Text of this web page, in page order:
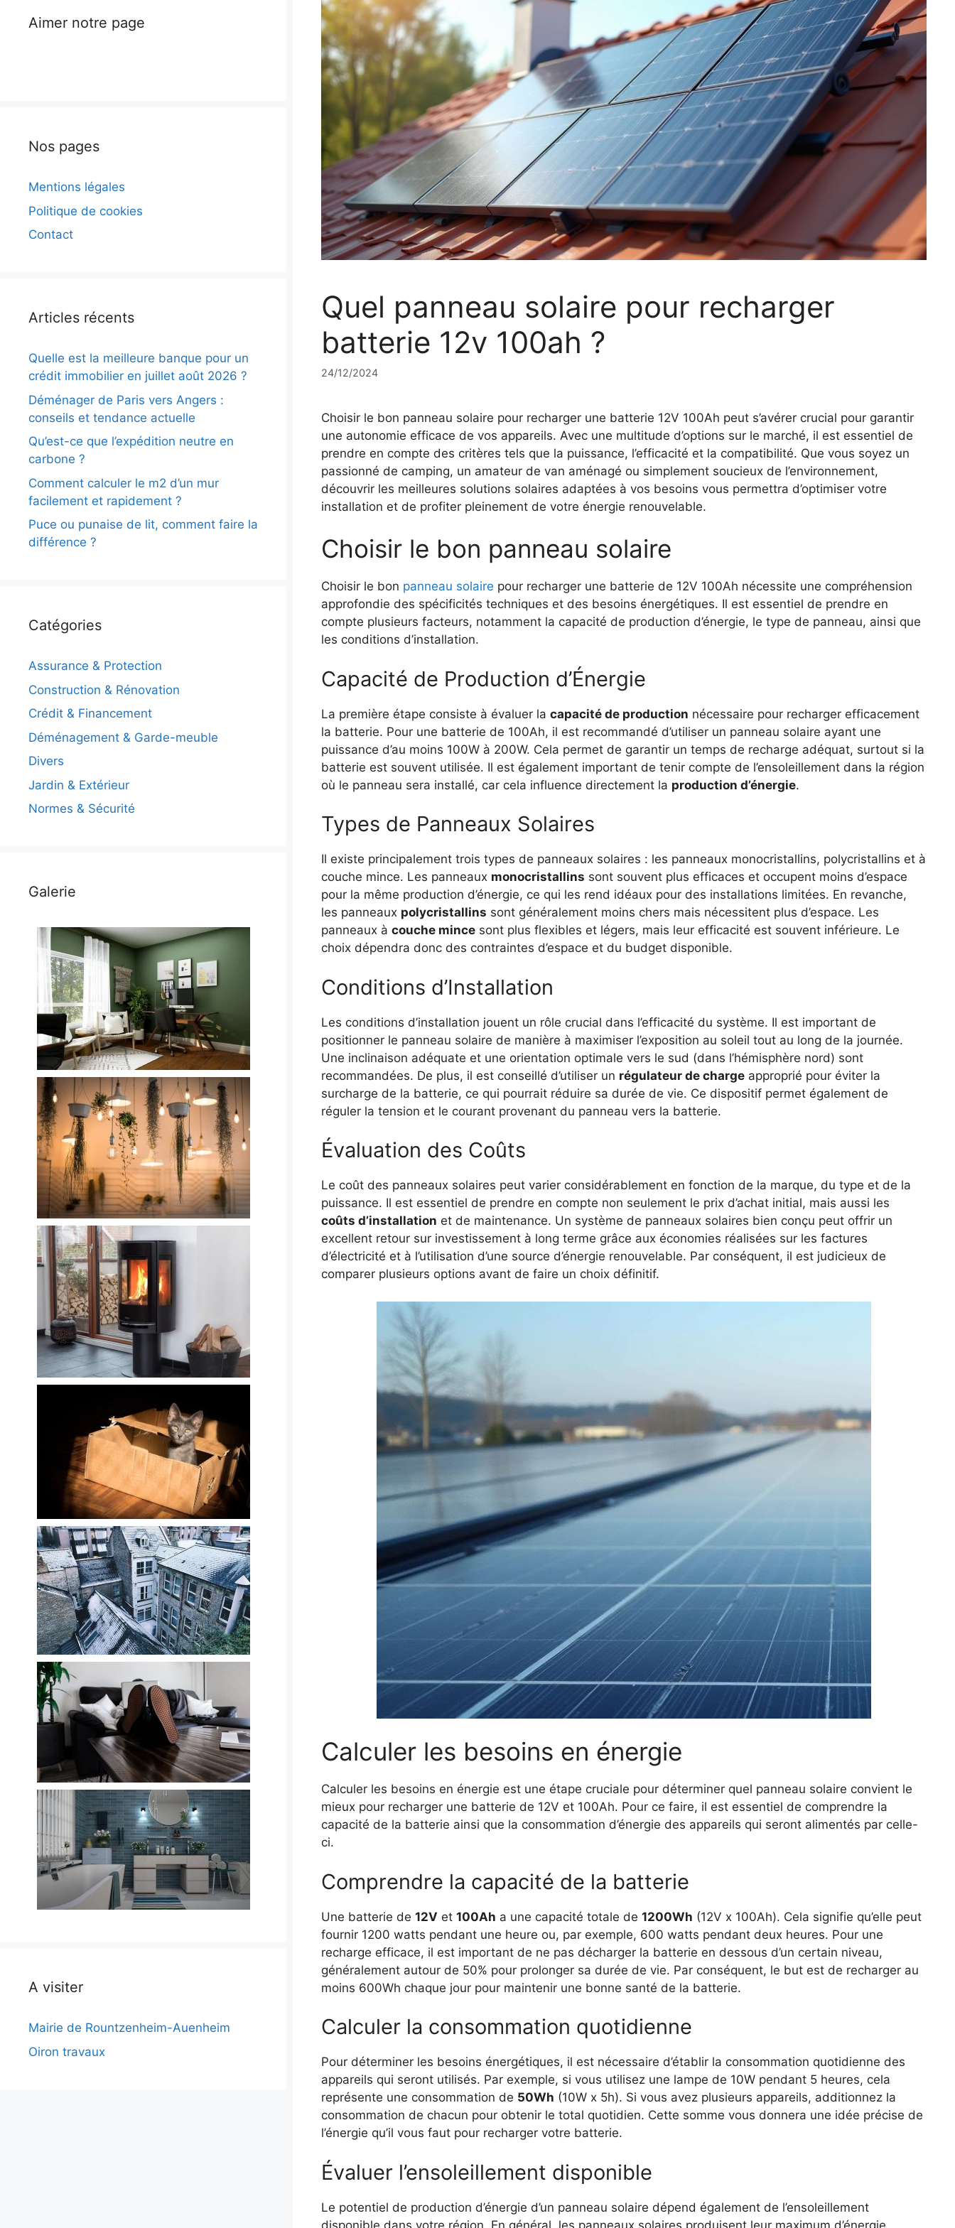
Quel panneau solaire pour recharger
batterie 12v 100ah ?
24/12/2024
Choisir le bon panneau solaire pour recharger une batterie 12V 100Ah peut s’avérer crucial pour garantir
une autonomie efficace de vos appareils. Avec une multitude d’options sur le marché, il est essentiel de
prendre en compte des critères tels que la puissance, l’efficacité et la compatibilité. Que vous soyez un
passionné de camping, un amateur de van aménagé ou simplement soucieux de l’environnement,
découvrir les meilleures solutions solaires adaptées à vos besoins vous permettra d’optimiser votre
installation et de profiter pleinement de votre énergie renouvelable.
Choisir le bon panneau solaire
Choisir le bon panneau solaire pour recharger une batterie de 12V 100Ah nécessite une compréhension
approfondie des spécificités techniques et des besoins énergétiques. Il est essentiel de prendre en
compte plusieurs facteurs, notamment la capacité de production d’énergie, le type de panneau, ainsi que
les conditions d’installation.
Capacité de Production d’Énergie
La première étape consiste à évaluer lacapacité de production nécessaire pour recharger efficacement
la batterie. Pour une batterie de 100Ah, il est recommandé d’utiliser un panneau solaire ayant une
puissance d’au moins 100W à 200W. Cela permet de garantir un temps de recharge adéquat, surtout si la
batterie est souvent utilisée. Il est également important de tenir compte de l’ensoleillement dans la région
où le panneau sera installé, car cela influence directement la production d’énergie.
Types de Panneaux Solaires
Il existe principalement trois types de panneaux solaires : les panneaux monocristallins, polycristallins et à
couche mince. Les panneaux monocristallins sont souvent plus efficaces et occupent moins d’espace
pour la même production d’énergie, ce qui les rend idéaux pour des installations limitées. En revanche,
les panneaux polycristallins sont généralement moins chers mais nécessitent plus d’espace. Les
panneaux àcouche mince sont plus flexibles et légers, mais leur efficacité est souvent inférieure. Le
choix dépendra donc des contraintes d’espace et du budget disponible.
Conditions d’Installation
Les conditions d’installation jouent un rôle crucial dans l’efficacité du système. Il est important de
positionner le panneau solaire de manière à maximiser l’exposition au soleil tout au long de la journée.
Une inclinaison adéquate et une orientation optimale vers le sud (dans l’hémisphère nord) sont
recommandées. De plus, il est conseillé d’utiliser un régulateur de charge approprié pour éviter la
surcharge de la batterie, ce qui pourrait réduire sa durée de vie. Ce dispositif permet également de
réguler la tension et le courant provenant du panneau vers la batterie.
Évaluation des Coûts
Le coût des panneaux solaires peut varier considérablement en fonction de la marque, du type et de la
puissance. Il est essentiel de prendre en compte non seulement le prix d’achat initial, mais aussi les
coûts d’installation et de maintenance. Un système de panneaux solaires bien conçu peut offrir un
excellent retour sur investissement à long terme grâce aux économies réalisées sur les factures
d’électricité et à l’utilisation d’une source d’énergie renouvelable. Par conséquent, il est judicieux de
comparer plusieurs options avant de faire un choix définitif.
Calculer les besoins en énergie
Calculer les besoins en énergie est une étape cruciale pour déterminer quel panneau solaire convient le
mieux pour recharger une batterie de 12V et 100Ah. Pour ce faire, il est essentiel de comprendre la
capacité de la batterie ainsi que la consommation d’énergie des appareils qui seront alimentés par celle-
ci.
Comprendre la capacité de la batterie
Une batterie de12V et100Ah a une capacité totale de1200Wh (12V x 100Ah). Cela signifie qu’elle peut
fournir 1200 watts pendant une heure ou, par exemple, 600 watts pendant deux heures. Pour une
recharge efficace, il est important de ne pas décharger la batterie en dessous d’un certain niveau,
généralement autour de 50% pour prolonger sa durée de vie. Par conséquent, le but est de recharger au
moins 600Wh chaque jour pour maintenir une bonne santé de la batterie.
Calculer la consommation quotidienne
Pour déterminer les besoins énergétiques, il est nécessaire d’établir la consommation quotidienne des
appareils qui seront utilisés. Par exemple, si vous utilisez une lampe de 10W pendant 5 heures, cela
représente une consommation de 50Wh (10W x 5h). Si vous avez plusieurs appareils, additionnez la
consommation de chacun pour obtenir le total quotidien. Cette somme vous donnera une idée précise de
l’énergie qu’il vous faut pour recharger votre batterie.
Évaluer l’ensoleillement disponible
Le potentiel de production d’énergie d’un panneau solaire dépend également de l’ensoleillement
disponible dans votre région. En général, les panneaux solaires produisent leur maximum d’énergie
Aimer notre page
Nos pages
Mentions légales
Politique de cookies
Contact
Articles récents
Quelle est la meilleure banque pour un
crédit immobilier en juillet août 2026 ?
Déménager de Paris vers Angers :
conseils et tendance actuelle
Qu’est-ce que l’expédition neutre en
carbone ?
Comment calculer le m2 d’un mur
facilement et rapidement ?
Puce ou punaise de lit, comment faire la
différence ?
Catégories
Assurance & Protection
Construction & Rénovation
Crédit & Financement
Déménagement & Garde-meuble
Divers
Jardin & Extérieur
Normes & Sécurité
Galerie
A visiter
Mairie de Rountzenheim-Auenheim
Oiron travaux